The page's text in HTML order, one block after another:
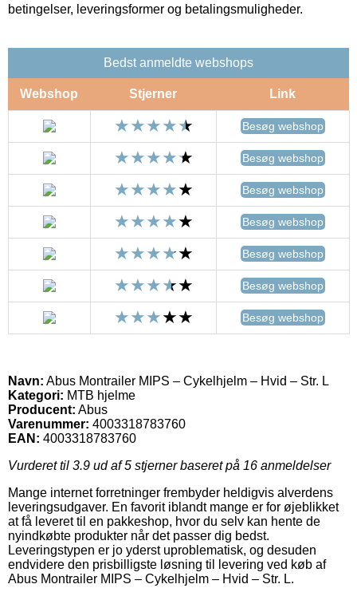
betingelser, leveringsformer og betalingsmuligheder.
Bedst anmeldte webshops
Webshop Stjerner Link
Besøg webshop
Besøg webshop
Besøg webshop
Besøg webshop
Besøg webshop
Besøg webshop
Besøg webshop
Navn: Abus Montrailer MIPS – Cykelhjelm – Hvid – Str. L
Kategori: MTB hjelme
Producent: Abus
Varenummer: 4003318783760
EAN: 4003318783760
Vurderet til 3.9 ud af 5 stjerner baseret på 16 anmeldelser
Mange internet forretninger frembyder heldigvis alverdens
leveringsudgaver. En favorit iblandt mange er for øjeblikket
at få leveret til en pakkeshop, hvor du selv kan hente de
nyindkøbte produkter når det passer dig bedst.
Leveringstypen er jo yderst uproblematisk, og desuden
endvidere den prisbilligste løsning til levering ved køb af
Abus Montrailer MIPS – Cykelhjelm – Hvid – Str. L.